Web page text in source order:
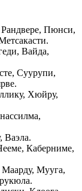
Пюнси,
.
Вайда,
Суурупи,
.
Хюйру,
Ваэла.
Каберниме,
Маарду, Муугa,
.